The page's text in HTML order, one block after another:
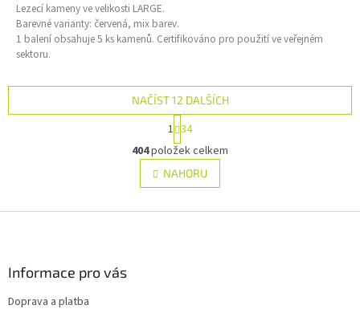
Lezecí kameny ve velikosti LARGE.
Barevné varianty: červená, mix barev.
1 balení obsahuje 5 ks kamenů. Certifikováno pro použití ve veřejném
sektoru.
O
v
l
á
NAČÍST 12 DALŠÍCH
S
t
r
á
n
k
v
1 34
404položek celkem
NAHORU
Informace pro vás
Doprava a platba